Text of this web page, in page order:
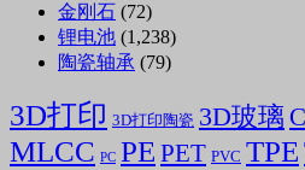
金刚石 (72)
锂电池 (1,238)
陶瓷轴承 (79)
3D打印 3D打印陶瓷 3D玻璃
MLCC PC PE PET PVC TPE